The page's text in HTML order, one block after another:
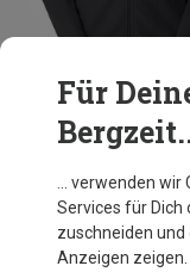
Du sparst 23%
Für
… verwenden wir
Services für Dich
zuschneiden
Anzeigen